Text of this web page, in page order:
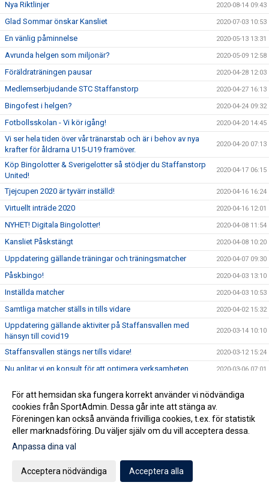
Nya Riktlinjer 2020-08-14 09:43
Glad Sommar önskar Kansliet 2020-07-03 10:53
En vänlig påminnelse 2020-05-13 13:31
Avrunda helgen som miljonär? 2020-05-09 12:58
Föräldraträningen pausar 2020-04-28 12:03
Medlemserbjudande STC Staffanstorp 2020-04-27 16:13
Bingofest i helgen? 2020-04-24 09:32
Fotbollsskolan - Vi kör igång! 2020-04-20 14:45
Vi ser hela tiden över vår tränarstab och är i behov av nya
krafter för åldrarna U15-U19 framöver.
2020-04-20 07:13
Köp Bingolotter & Sverigelotter så stödjer du Staffanstorp
United!
2020-04-17 06:15
Tjejcupen 2020 är tyvärr inställd! 2020-04-16 16:24
Virtuellt inträde 2020 2020-04-16 12:01
NYHET! Digitala Bingolotter! 2020-04-08 11:54
Kansliet Påskstängt 2020-04-08 10:20
Uppdatering gällande träningar och träningsmatcher 2020-04-07 09:30
Påskbingo! 2020-04-03 13:10
Inställda matcher 2020-04-03 10:53
Samtliga matcher ställs in tills vidare 2020-04-02 15:32
Uppdatering gällande aktiviter på Staffansvallen med
hänsyn till covid19
2020-03-14 10:10
Staffansvallen stängs ner tills vidare! 2020-03-12 15:24
Nu anlitar vi en konsult för att optimera verksamheten 2020-03-06 07:01
Årsmöte onsdag 11 mars!
Puma kommer till Vallen 2020-02-10 17:04
TJEJCUPEN 2020 2020-01-21 14:08
Kansliet Julstängt
Extra årsmöte 24/11!
För att hemsidan ska fungera korrekt använder vi nödvändiga
cookies från SportAdmin. Dessa går inte att stänga av.
Föreningen kan också använda frivilliga cookies, t.ex. för statistik
eller marknadsföring. Du väljer själv om du vill acceptera dessa.
Anpassa dina val
Acceptera nödvändiga Acceptera alla